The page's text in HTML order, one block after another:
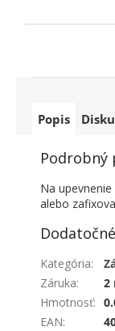
Popis
Podrobný
Na
alebo
Kategória:
Záruka:
2
Hmotnosť:
EAN: